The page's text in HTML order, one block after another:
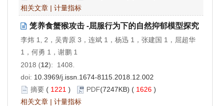
相关文章 | 计量指标
笼养食蟹猴攻击 -屈服行为下的自然抑郁模型探究
李炜 1, 2，吴青原 3，连斌 1，杨迅 1，张建国 1，屈超华
1，何勇 1，谢鹏 1
2018 (12): 1408.
doi: 10.3969/j.issn.1674-8115.2018.12.002
摘要 ( 1221 ) PDF(7247KB) ( 1626 )
相关文章 | 计量指标